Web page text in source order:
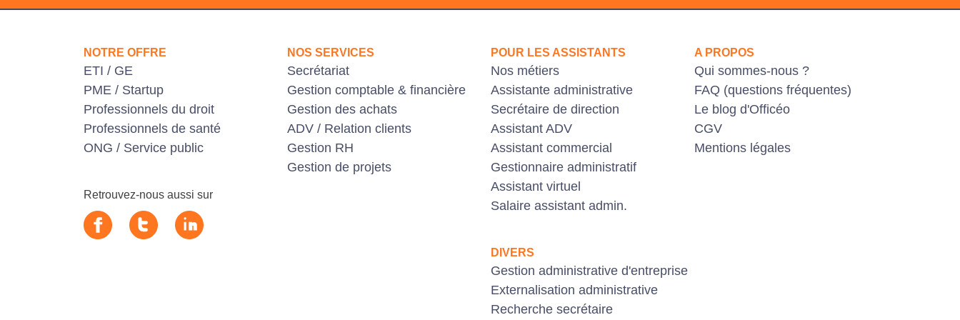
NOTRE OFFRE
ETI / GE
PME / Startup
Professionnels du droit
Professionnels de santé
ONG / Service public
Retrouvez-nous aussi sur
NOS SERVICES
Secrétariat
Gestion comptable & financière
Gestion des achats
ADV / Relation clients
Gestion RH
Gestion de projets
POUR LES ASSISTANTS
Nos métiers
Assistante administrative
Secrétaire de direction
Assistant ADV
Assistant commercial
Gestionnaire administratif
Assistant virtuel
Salaire assistant admin.
DIVERS
Gestion administrative d'entreprise
Externalisation administrative
Recherche secrétaire
A PROPOS
Qui sommes-nous ?
FAQ (questions fréquentes)
Le blog d'Officéo
CGV
Mentions légales